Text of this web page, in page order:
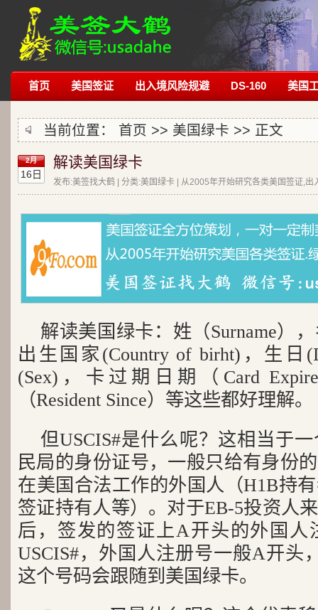
首页 美国签证 出入境风险规避 DS-160 美国
当前位置： 首页 >> 美国绿卡 >> 正文
2月
16日
解读美国绿卡
发布:美签找大鹤 | 分类:美国绿卡 | 从2005年开始研究各类美国签证,出
解读美国绿卡：姓（Surname）
出生国家(Country of birht)，生日
(Sex)，卡过期日期（Card
（Resident Since）等这些都好理解。
但USCIS#是什么呢？这相当于
民局的身份证号，一般只给有身份
在美国合法工作的外国人（H1B持
签证持有人等）。对于EB-5投资人
后，签发的签证上A开头的外国人
USCIS#，外国人注册号一般A开头
这个号码会跟随到美国绿卡。